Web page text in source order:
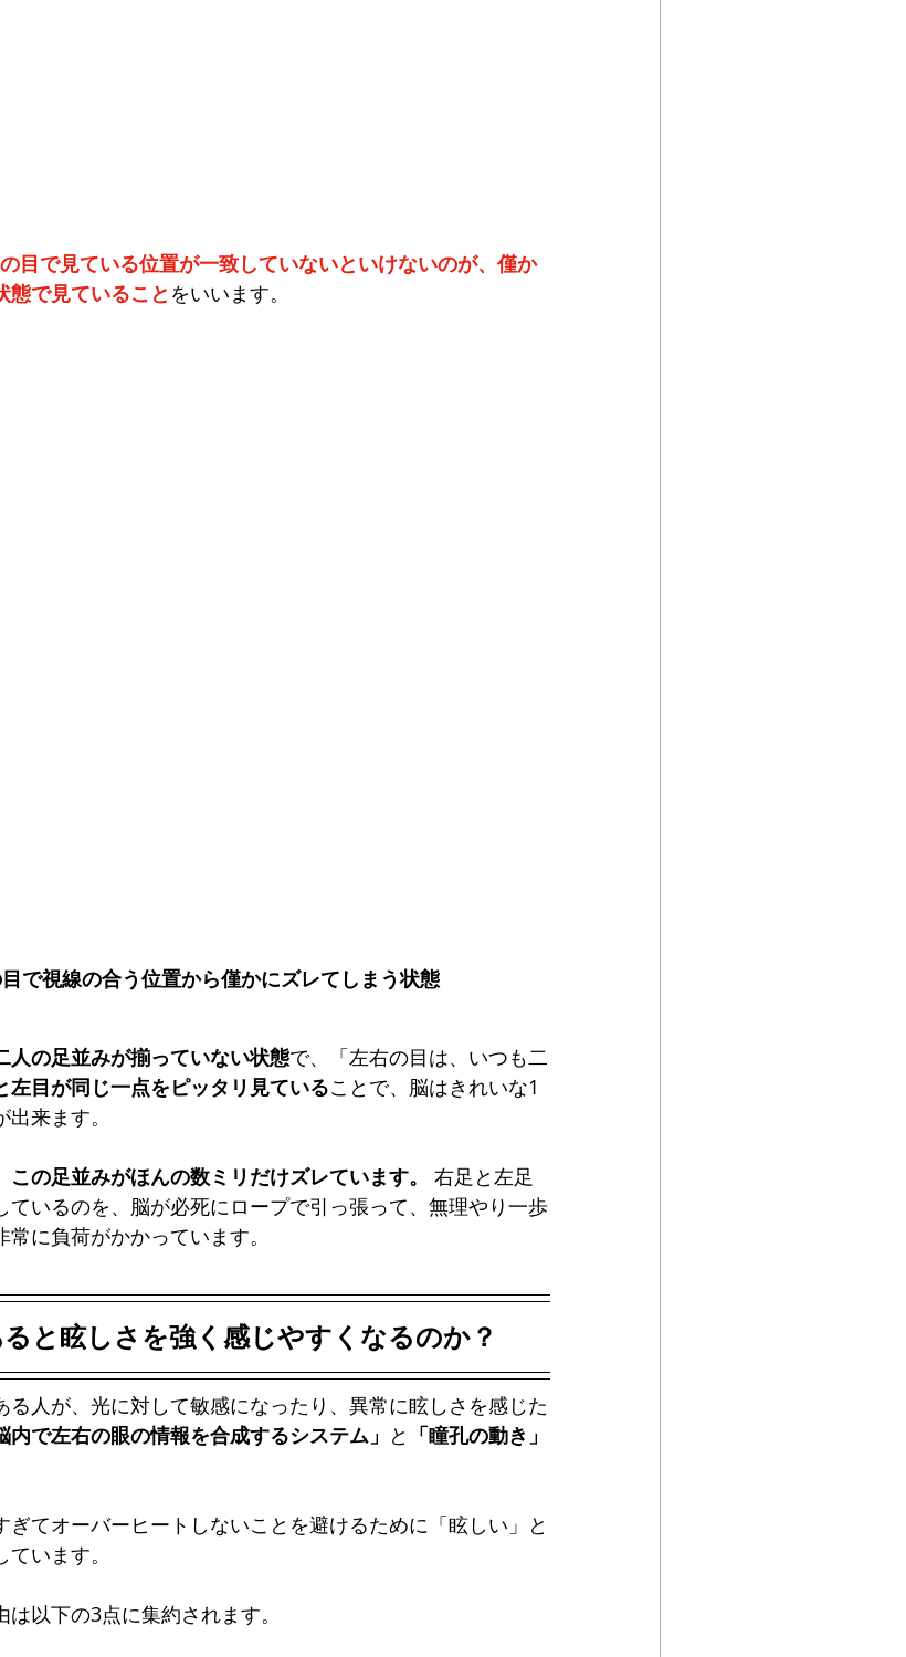
目で見ている位置が一致していないといけないのが、僅か
態で見ていること をいいます。
で視線の合う位置から僅かにズレてしまう状態
人の足並みが揃っていない状態で、「左右の目は、いつも二
左目が同じ一点をピッタリ見ていることで、脳はきれいな1
来ます。
の足並みがほんの数ミリだけズレています。
右足と左足
ているのを、脳が必死にロープで引っ張って、無理やり一歩
に負荷がかかっています。
と眩しさを強く感じやすくなるのか？
る人が、光に対して敏感になったり、異常に眩しさを感じた
内で左右の眼の情報を合成するシステム」 と 「瞳孔の動き」
てオーバーヒートしないことを避けるために「眩しい」と
います。
以下の3点に集約されます。